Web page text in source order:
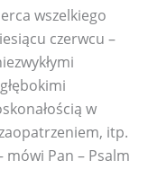
wszelkiego
czerwcu –
w
itp.
mówi Pan – Psalm